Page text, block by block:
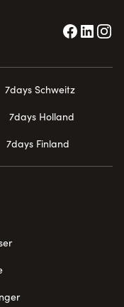
7days Schweitz
7days Holland
7days Finland